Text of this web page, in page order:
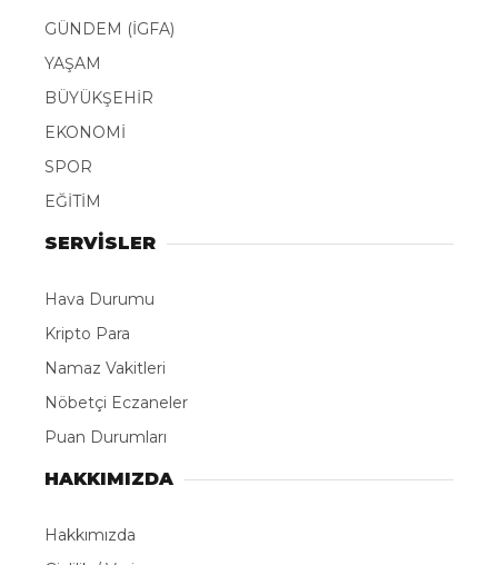
GÜNDEM (İGFA)
YAŞAM
BÜYÜKŞEHİR
EKONOMİ
SPOR
EĞİTİM
SERVİSLER
Hava Durumu
Kripto Para
Namaz Vakitleri
Nöbetçi Eczaneler
Puan Durumları
HAKKIMIZDA
Hakkımızda